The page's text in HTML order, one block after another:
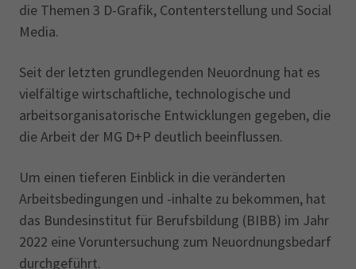
die Themen 3 D-Grafik, Contenterstellung und Social
Media.
Seit der letzten grundlegenden Neuordnung hat es
vielfältige wirtschaftliche, technologische und
arbeitsorganisatorische Entwicklungen gegeben, die
die Arbeit der MG D+P deutlich beeinflussen.
Um einen tieferen Einblick in die veränderten
Arbeitsbedingungen und -inhalte zu bekommen, hat
das Bundesinstitut für Berufsbildung (BIBB) im Jahr
2022 eine Voruntersuchung zum Neuordnungsbedarf
durchgeführt.